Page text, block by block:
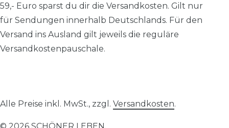
59,- Euro sparst du dir die Versandkosten. Gilt nur
für Sendungen innerhalb Deutschlands. Für den
Versand ins Ausland gilt jeweils die reguläre
Versandkostenpauschale.
Alle Preise inkl. MwSt., zzgl. Versandkosten.